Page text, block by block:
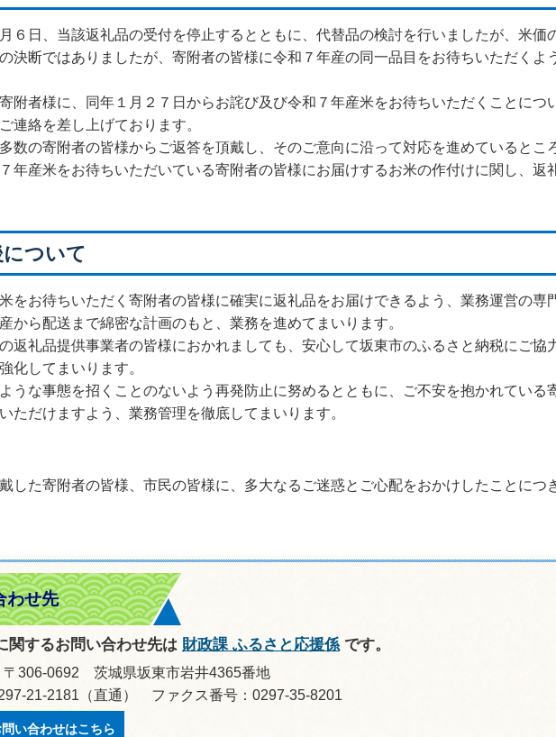
６日、当該返礼品の受付を停止するとともに、代替品の検討を行いましたが、米価
決断ではありましたが、寄附者の皆様に令和７年産の同一品目をお待ちいただくよ
附者様に、同年１月２７日からお詫び及び令和７年産米をお待ちいただくことにつ
連絡を差し上げております。
数の寄附者の皆様からご返答を頂戴し、そのご意向に沿って対応を進めているとこ
年産米をお待ちいただいている寄附者の皆様にお届けするお米の作付けに関し、返
ついて
をお待ちいただく寄附者の皆様に確実に返礼品をお届けできるよう、業務運営の専
から配送まで綿密な計画のもと、業務を進めてまいります。
返礼品提供事業者の皆様におかれましても、安心して坂東市のふるさと納税にご協
化してまいります。
うな事態を招くことのないよう再発防止に努めるとともに、ご不安を抱かれている
ただけますよう、業務管理を徹底してまいります。
した寄附者の皆様、市民の皆様に、多大なるご迷惑とご心配をおかけしたことにつ
わせ先
関するお問い合わせ先は 財政課 ふるさと応援係 です。
306-0692 茨城県坂東市岩井4365番地
21-2181（直通） ファクス番号：0297-35-8201
い合わせはこちら